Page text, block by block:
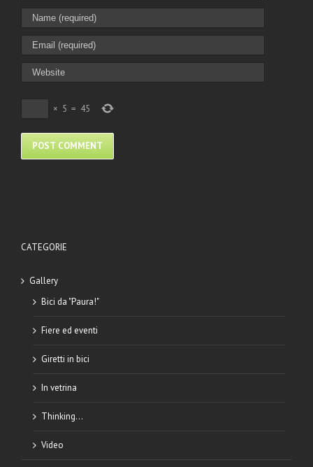
× 5 = 45
CATEGORIE
Gallery
Bici da "Paura!"
Fiere ed eventi
Giretti in bici
In vetrina
Thinking…
Video